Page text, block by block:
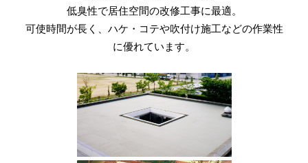
仕上げ剤、補強材、プライマーにより
最適・最良な防水性能を発揮。
防水層（FRP層）を有し、
耐久性・下地追従性・耐衝撃性などに
優れた、強靭な塗膜防水工法です。
低臭性で居住空間の改修工事に最適。
可使時間が長く、ハケ・コテや吹付け施工などの作業性
に優れています。
短工期、メンテナンスフリーのため
コストパフォーマンスも抜群です。
3D改質アスファルト
ルーフィングシート